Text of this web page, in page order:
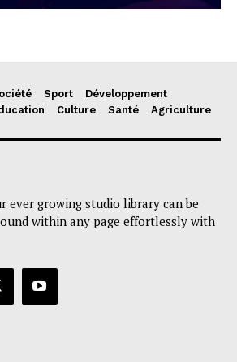
Sport
Développement
Culture Santé Agriculture
ever growing studio library can be
within any page effortlessly with